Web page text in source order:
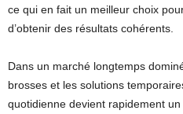
ce qui en fait un meilleur choix
d’obtenir des résultats cohérents.
Dans un marché longtemps
brosses et les solutions
quotidienne devient rapidement